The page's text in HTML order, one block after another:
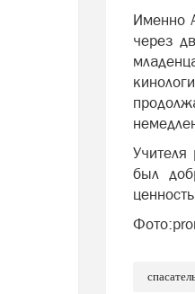
Именно
через
был